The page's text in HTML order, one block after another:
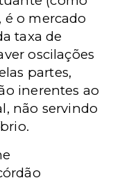
o mercado
taxa de
oscilações
partes,
inerentes ao
não servindo